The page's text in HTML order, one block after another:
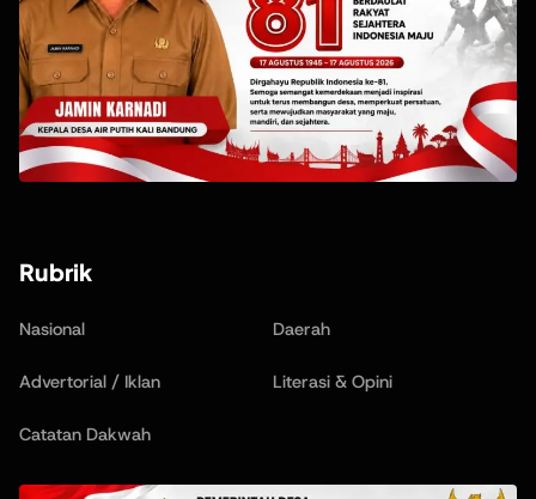
Rubrik
Nasional Daerah
Advertorial / Iklan Literasi & Opini
Catatan Dakwah